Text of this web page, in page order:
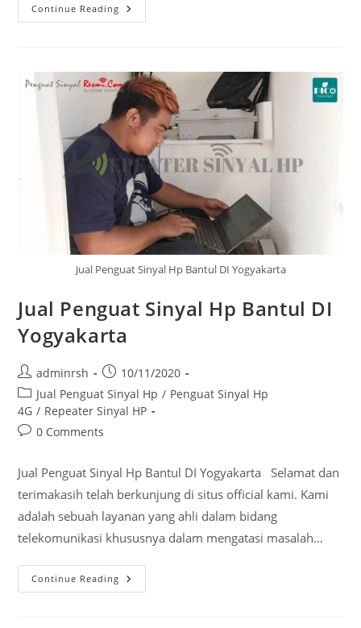
Continue Reading Jual
Penguat
DI
Yogyakarta
Jual Penguat Sinyal Hp Bantul DI Yogyakarta
Jual Penguat Sinyal Hp Bantul DI
Yogyakarta
Post
author:
adminrsh
Post
published:
10/11/2020
Post
category:
Jual Penguat Sinyal Hp / Penguat Sinyal Hp
4G / Repeater Sinyal HP
Post0 Comments
Jual Penguat Sinyal Hp Bantul DI Yogyakarta Selamat dan
terimakasih telah berkunjung di situs official kami. Kami
adalah sebuah layanan yang ahli dalam bidang
telekomunikasi khususnya dalam mengatasi masalah…
Continue Reading Jual
Penguat